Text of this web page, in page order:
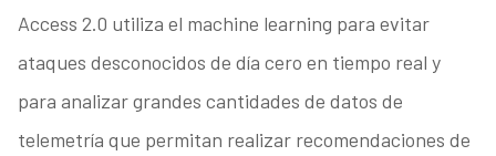
Access 2.0 utiliza el machine learning para evitar
ataques desconocidos de día cero en tiempo real y
para analizar grandes cantidades de datos de
telemetría que permitan realizar recomendaciones de